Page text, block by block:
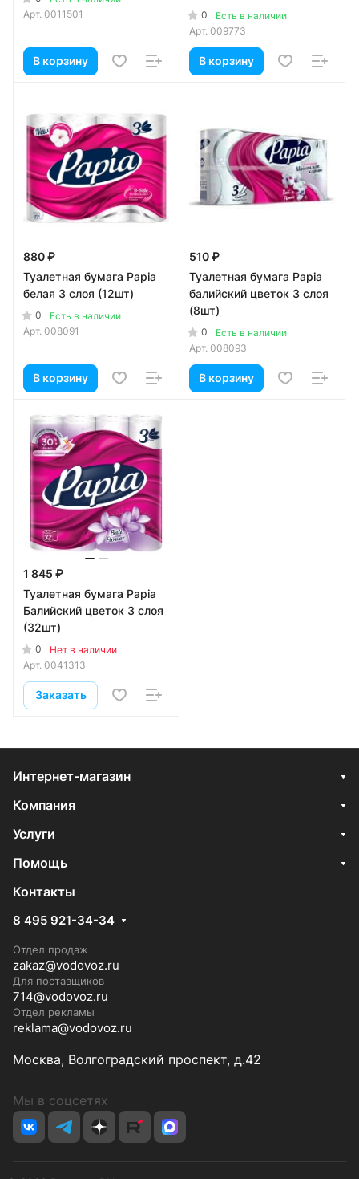
Арт. 0011501
В корзину
рисунком 3 слоя (4шт)
0
Есть в наличии
Арт. 009773
В корзину
880 ₽
Туалетная бумага Papia
белая 3 слоя (12шт)
0
Есть в наличии
Арт. 008091
В корзину
510 ₽
Туалетная бумага Papia
балийский цветок 3 слоя
(8шт)
0
Есть в наличии
Арт. 008093
В корзину
1 845 ₽
Туалетная бумага Papia
Балийский цветок 3 слоя
(32шт)
0
Нет в наличии
Арт. 0041313
Заказать
Интернет-магазин
Компания
Услуги
Помощь
Контакты
8 495 921-34-34
Отдел продаж
zakaz@vodovoz.ru
Для поставщиков
714@vodovoz.ru
Отдел рекламы
reklama@vodovoz.ru
Москва, Волгоградский проспект, д.42
Мы в соцсетях